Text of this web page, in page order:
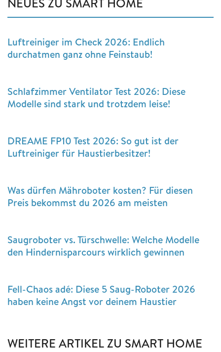
Luftreiniger im Check 2026: Endlich
durchatmen ganz ohne Feinstaub!
Schlafzimmer Ventilator Test 2026: Diese
Modelle sind stark und trotzdem leise!
DREAME FP10 Test 2026: So gut ist der
Luftreiniger für Haustierbesitzer!
Was dürfen Mähroboter kosten? Für diesen
Preis bekommst du 2026 am meisten
Saugroboter vs. Türschwelle: Welche Modelle
den Hindernisparcours wirklich gewinnen
Fell-Chaos adé: Diese 5 Saug-Roboter 2026
haben keine Angst vor deinem Haustier
WEITERE ARTIKEL ZU SMART HOME